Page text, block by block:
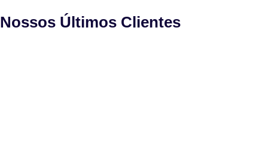
Nossos Últimos Clientes